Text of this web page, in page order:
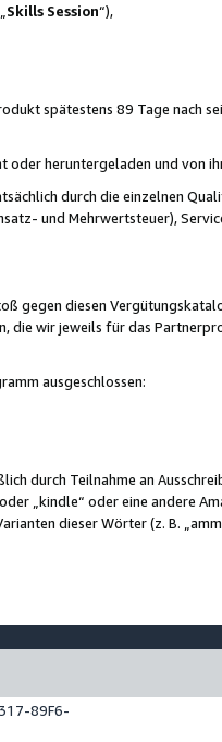
Skills Session“),
spätestens 89 Tage nach
oder heruntergeladen und von
durch die einzelnen
und Mehrwertsteuer),
gegen diesen
die wir jeweils für das
ausgeschlossen:
durch Teilnahme an
„kindle“ oder eine andere
dieser Wörter (z. B.
89F6-